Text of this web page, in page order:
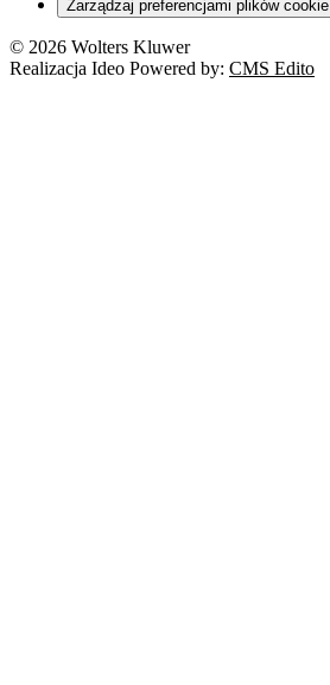
Zarządzaj preferencjami plików cookie
© 2026 Wolters Kluwer
Realizacja Ideo Powered by: CMS Edito